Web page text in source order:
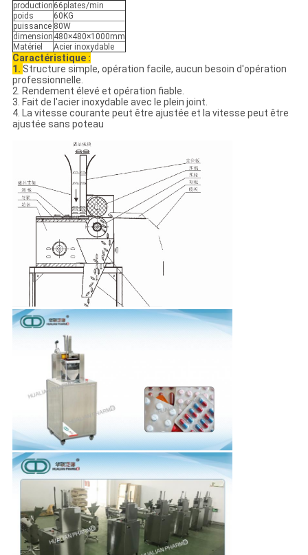
production 66plates/min
poids
60KG
puissance 80W
dimension 480×480×1000mm
Matériel
Acier inoxydable
Caractéristique :
1. Structure simple, opération facile, aucun besoin d'opération
professionnelle.
2. Rendement élevé et opération fiable.
3. Fait de l'acier inoxydable avec le plein joint.
4. La vitesse courante peut être ajustée et la vitesse peut être
ajustée sans poteau